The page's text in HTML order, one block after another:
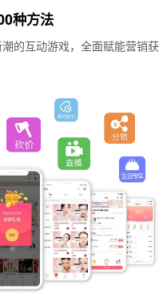
种方法
的互动游戏，全面赋能营销获